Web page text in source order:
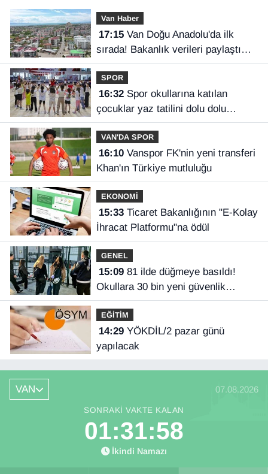
Van Haber
17:15Van Doğu Anadolu'da ilk
sırada! Bakanlık verileri paylaştı…
SPOR
16:32Spor okullarına katılan
çocuklar yaz tatilini dolu dolu
geçiriyor
VAN'DA SPOR
16:10Vanspor FK'nin yeni transferi
Khan'ın Türkiye mutluluğu
EKONOMİ
15:33Ticaret Bakanlığının "E-Kolay
İhracat Platformu"na ödül
GENEL
15:0981 ilde düğmeye basıldı!
Okullara 30 bin yeni güvenlik
görevlisi
EĞİTİM
14:29YÖKDİL/2 pazar günü
yapılacak
VAN 07.08.2026
SONRAKI VAKTE KALAN
01:31:57
İkindi Namazı